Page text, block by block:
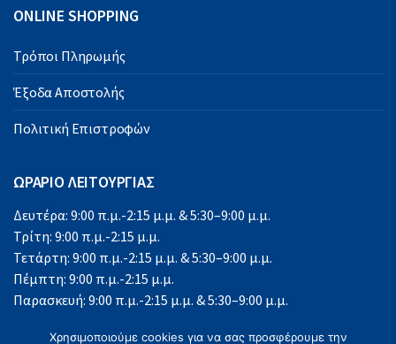
ONLINE SHOPPING
Τρόποι Πληρωμής
Έξοδα Αποστολής
Πολιτική Επιστροφών
ΩΡΑΡΙΟ ΛΕΙΤΟΥΡΓΙΑΣ
Δευτέρα: 9:00 π.μ.-2:15 μ.μ. & 5:30–9:00 μ.μ.
Τρίτη: 9:00 π.μ.-2:15 μ.μ.
Τετάρτη: 9:00 π.μ.-2:15 μ.μ. & 5:30–9:00 μ.μ.
Πέμπτη: 9:00 π.μ.-2:15 μ.μ.
Παρασκευή: 9:00 π.μ.-2:15 μ.μ. & 5:30–9:00 μ.μ.
Χρησιμοποιούμε cookies για να σας προσφέρουμε την